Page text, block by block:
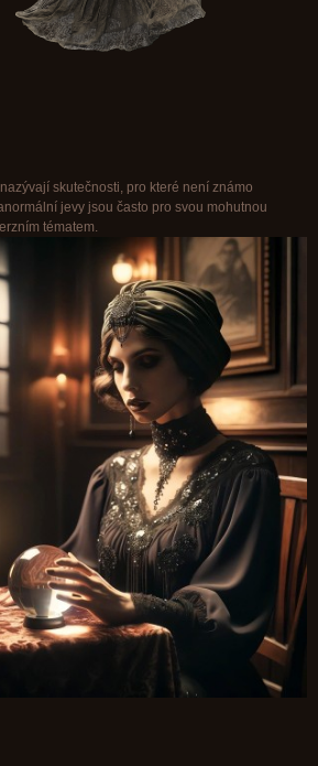
skutečnosti, pro které není známo
jevy jsou často pro svou mohutnou
tématem.